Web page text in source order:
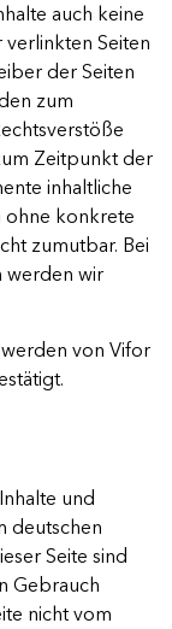
auch keine
Seiten
der Seiten
zum
Zeitpunkt der
inhaltliche
ohne konkrete
zumutbar. Bei
werden wir
von Vifor
und
deutschen
Seite sind
Gebrauch
nicht vom